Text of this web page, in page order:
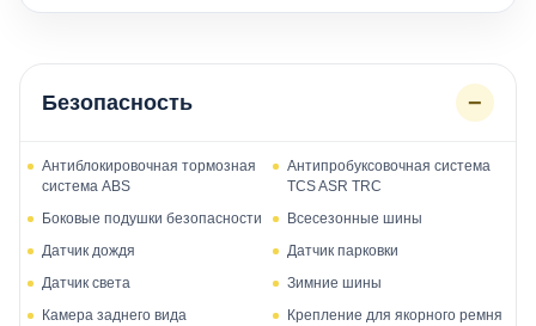
Безопасность −
Антиблокировочная тормозная
система ABS
Антипробуксовочная система
TCS ASR TRC
Боковые подушки безопасности
Всесезонные шины
Датчик дождя
Датчик парковки
Датчик света
Зимние шины
Камера заднего вида
Крепление для якорного ремня